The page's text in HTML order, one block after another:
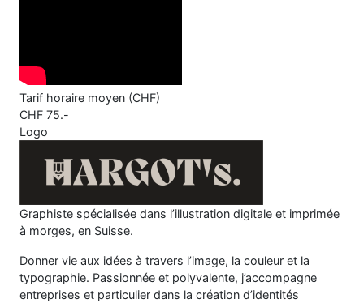
Tarif horaire moyen (CHF)
CHF75.-
Logo
Graphiste spécialisée dans l’illustration digitale et imprimée
à morges, en Suisse.
Donner vie aux idées à travers l’image, la couleur et la
typographie. Passionnée et polyvalente, j’accompagne
entreprises et particulier dans la création d’identités